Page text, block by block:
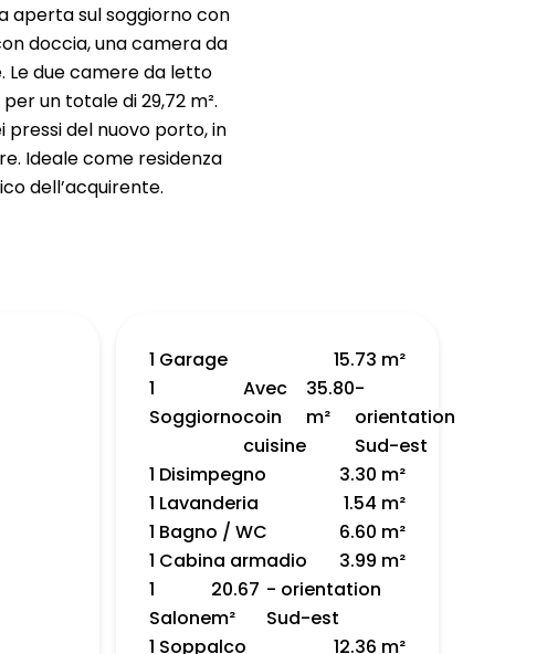
aperta sul soggiorno con
doccia, una camera da
Le due camere da letto
un totale di 29,72 m².
pressi del nuovo porto, in
Ideale come residenza
dell’acquirente.
1 Garage
15.73 m²
1
Soggiorno
Avec
coin
cuisine
35.80
m²
-
orientation
Sud-est
1 Disimpegno
3.30 m²
1 Lavanderia
1.54 m²
1 Bagno / WC
6.60 m²
1 Cabina armadio
3.99 m²
1
Salone
20.67
m²
- orientation
Sud-est
1 Soppalco
12.36 m²